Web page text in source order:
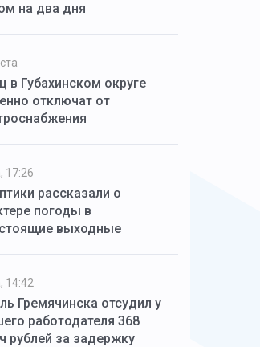
на два дня
в Губахинском округе
отключат от
17:26
рассказали о
погоды в
выходные
14:42
Гремячинска отсудил у
работодателя 368
рублей за задержку